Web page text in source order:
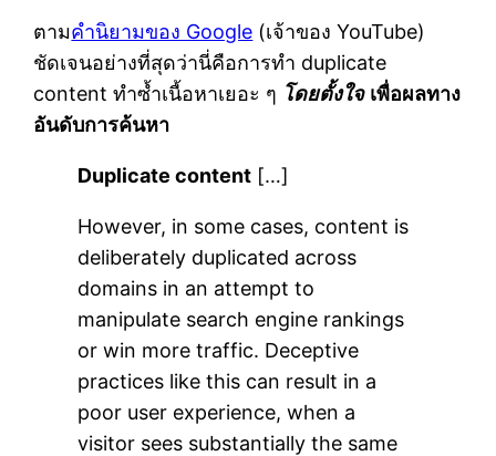
ตามคำนิยามของ Google (เจ้าของ YouTube)
ชัดเจนอย่างที่สุดว่านี่คือการทำ duplicate
content ทำซ้ำเนื้อหาเยอะ ๆ โดยตั้งใจ เพื่อผลทาง
อันดับการค้นหา
Duplicate content […]
However, in some cases, content is
deliberately duplicated across
domains in an attempt to
manipulate search engine rankings
or win more traffic. Deceptive
practices like this can result in a
poor user experience, when a
visitor sees substantially the same